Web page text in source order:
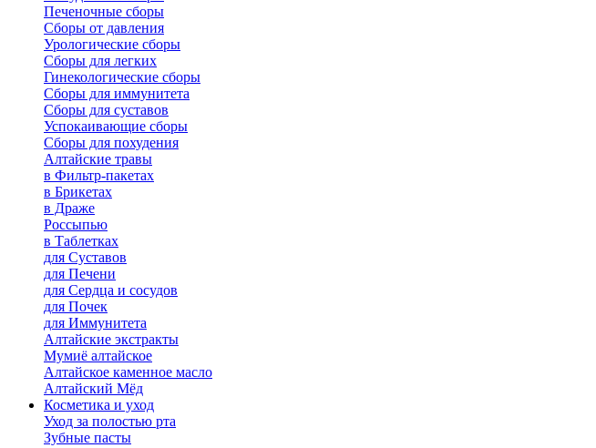
Печеночные сборы
Сборы от давления
Урологические сборы
Сборы для легких
Гинекологические сборы
Сборы для иммунитета
Сборы для суставов
Успокаивающие сборы
Сборы для похудения
Алтайские травы
в Фильтр-пакетах
в Брикетах
в Драже
Россыпью
в Таблетках
для Cуставов
для Печени
для Сердца и сосудов
для Почек
для Иммунитета
Алтайские экстракты
Мумиё алтайское
Алтайское каменное масло
Алтайский Мёд
Косметика и уход
Уход за полостью рта
Зубные пасты